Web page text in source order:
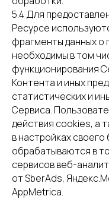
5.4 Для
Ресурсе
фрагменты данных
необходимы в том
функционирования
Контента и иных
статистических и
Сервиса.
действия cookies, а
в настройках
обрабатываются в
сервисов веб-
от SberAds,
AppMetrica.